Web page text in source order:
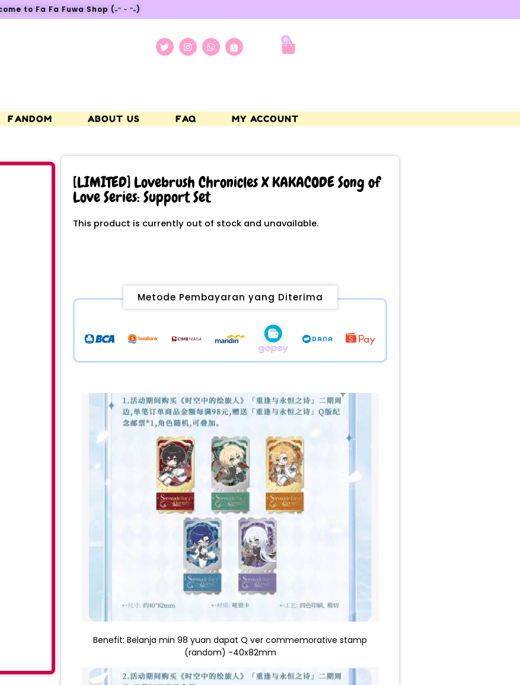
to Fa Fa Fuwa Shop (˶ᵔ ᵕ ᵔ˶)
0
FANDOM ABOUT US FAQ MY ACCOUNT
[LIMITED] Lovebrush Chronicles X KAKACODE Song of
Love Series: Support Set
This product is currently out of stock and unavailable.
Metode Pembayaran yang Diterima
Benefit: Belanja min 98 yuan dapat Q ver commemorative stamp
(random) -40x82mm